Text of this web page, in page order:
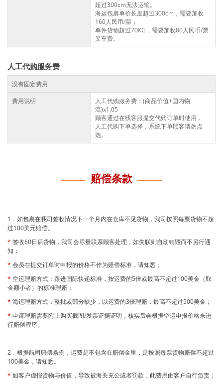
超过300cm无法运输。
海运包裹单价长度超过300cm，需要加收
160人民币/票；
单件货物超过70KG，需要加收80人民币/票
叉车费。
人工代购服务费
没有固定费用
费用说明
人工代购服务费：(商品价值+国内物
流)x1.05
顾客通过在线客服提交代购订单时使用，
人工代购下单选择，系统下单顾客请勿点
选。
赔偿条款
1 ．如包裹在我司签收情况下一个月内在仓库不见货物，我司按照每票货物不超
过100美元赔偿。
* 签收60日后货物，我司会尽量联系顾客处理，如失联则自动销毁而不另行通
知；
* 会员在提交订单时申报的价格不作为赔偿标准，请知悉；
* 空运理赔方式：跟进国际快递标准，按运费的5倍或最高不超过100美金（取
金额小者）的标准理赔；
* 海运理赔方式：整批或部分缺少，以运费的3倍理赔，最高不超过500美金；
* 申请理赔需要附上购买截图/发票证据证明，核实后会根据空运申报价格来进
行赔偿程序。
2 ．根据航司赔偿条例，运费是不包含在赔偿金里，是按照每票货物赔偿不超过
100美金，请知悉。
* 如客户虚报货物与价值，导致被海关充公或者罚款，此费用由客户自行负责；